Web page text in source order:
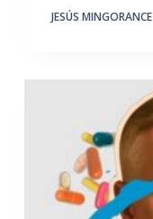
JESÚS MINGORANCE